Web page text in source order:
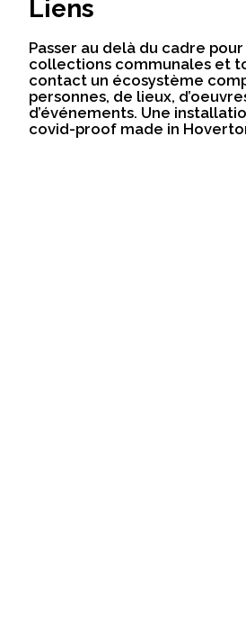
Liens
Passer au delà du cadre
collections communales et
contact un écosystème
personnes, de lieux,
d’événements. Une
covid-proof made in